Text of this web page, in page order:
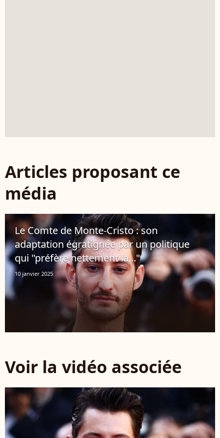
Articles proposant ce
média
Le Comte de Monte-Cristo : son
adaptation égratignée par un politique
qui "préfère nettement la..."
10 janvier 2025
Voir la vidéo associée